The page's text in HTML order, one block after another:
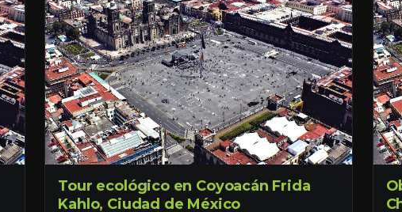
Tour ecológico en Coyoacán Frida
Kahlo, Ciudad de México